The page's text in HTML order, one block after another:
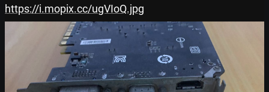
https://i.mopix.cc/ugVIoQ.jpg